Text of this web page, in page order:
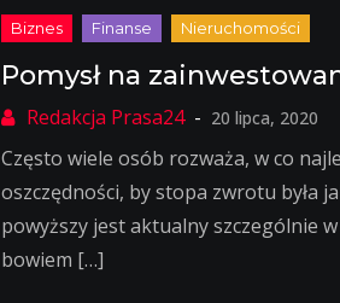
Pomysł na
20 lipca, 2020
Często wiele osób rozważa, w co
oszczędności, by stopa zwrotu była
powyższy jest aktualny szczególnie
bowiem […]